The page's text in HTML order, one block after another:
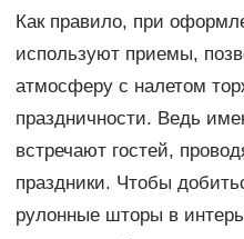
Как правило, при
используют приемы,
атмосферу с налетом
праздничности. Ведь
встречают гостей,
праздники. Чтобы
рулонные шторы в